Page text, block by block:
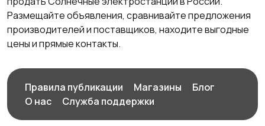
Размещайте объявления, сравнивайте предложения
производителей и поставщиков, находите выгодные
цены и прямые контакты.
Правила публикации Магазины
Блог
О нас
Служба поддержки